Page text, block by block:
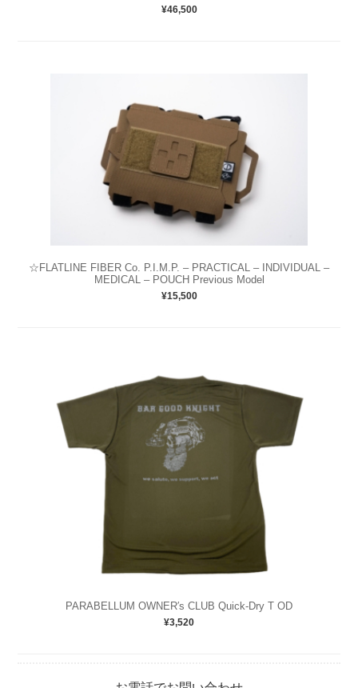
¥46,500
☆FLATLINE FIBER Co. P.I.M.P. – PRACTICAL – INDIVIDUAL –
MEDICAL – POUCH Previous Model
¥15,500
PARABELLUM OWNER′s CLUB Quick-Dry T OD
¥3,520